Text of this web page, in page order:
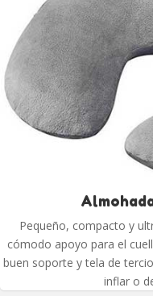
Pequeño, compacto y
cómodo apoyo para el
buen soporte y tela de
inflar o